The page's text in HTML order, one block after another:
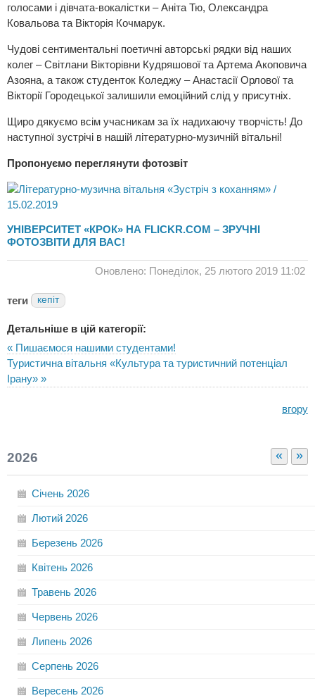
голосами і дівчата-вокалістки – Аніта Тю, Олександра
Ковальова та Вікторія Кочмарук.
Чудові сентиментальні поетичні авторські рядки від наших
колег – Світлани Вікторівни Кудряшової та Артема Акоповича
Азояна, а також студенток Коледжу – Анастасії Орлової та
Вікторії Городецької залишили емоційний слід у присутніх.
Щиро дякуємо всім учасникам за їх надихаючу творчість! До
наступної зустрічі в нашій літературно-музичній вітальні!
Пропонуємо переглянути фотозвіт
УНІВЕРСИТЕТ «КРОК» НА FLICKR.COM – ЗРУЧНІ
ФОТОЗВІТИ ДЛЯ ВАС!
Оновлено: Понеділок, 25 лютого 2019 11:02
теги кепіт
Детальніше в цій категорії:
« Пишаємося нашими студентами!
Туристична вітальня «Культура та туристичний потенціал
Ірану» »
вгору
« »
2026
Січень 2026
Лютий 2026
Березень 2026
Квітень 2026
Травень 2026
Червень 2026
Липень 2026
Серпень 2026
Вересень 2026